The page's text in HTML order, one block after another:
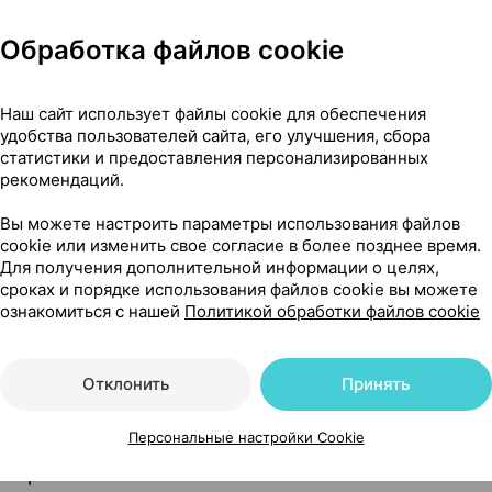
порошок для приготовления раствора для приема
р.
Обработка файлов cookie
Наш сайт использует файлы cookie для обеспечения
удобства пользователей сайта, его улучшения, сбора
статистики и предоставления персонализированных
рекомендаций.
Вы можете настроить параметры использования файлов
cookie или изменить свое согласие в более позднее время.
Для получения дополнительной информации о целях,
сроках и порядке использования файлов cookie вы можете
ознакомиться с нашей Политикой обработки файлов cookie
Отклонить Принять
Персональные настройки Cookie